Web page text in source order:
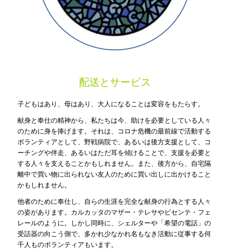
配送とサービス
子どもはあり、母はあり、大人になることは変容をもたらす。
献身と奉仕の精神から、私たちは今、助けを必要としている人々
のために身を捧げます。それは、コロナ危機の最前線で活動する
ボランティアとして、野戦病院で、あるいは後方支援として、コ
ーチングや伴走、あるいはただ耳を傾けることで、支援を必要と
する人々を支えることかもしれません。また、後方から、自宅隔
離中で買い物に出られない友人のために買い出しに出かけること
かもしれません。
他者のために奉仕し、自らの生涯を完全な献身の行為とする人々
の姿があります。カルカッタのマザー・テレサやビセンテ・フェ
レールのように。しかし同時に、シェルターや「希望の電話」の
受話器の向こう側で、多かれ少なかれ名もなき活動に従事する何
千人ものボランティアもいます。